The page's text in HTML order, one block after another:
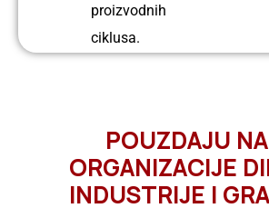
proizvodnih
ciklusa.
POUZDAJU
ORGANIZACIJE
INDUSTRIJE I